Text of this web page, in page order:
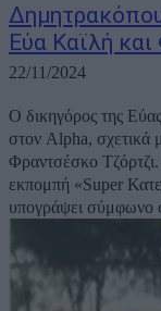
Εύα Καϊλή
22/11/2024
Ο δικηγόρος της
στον Alpha, σχετικά
Φραντσέσκο
εκπομπή «Super
υπογράψει σύμφωνο